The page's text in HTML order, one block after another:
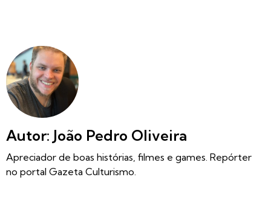
Autor: João Pedro Oliveira
Apreciador de boas histórias, filmes e games. Repórter
no portal Gazeta Culturismo.